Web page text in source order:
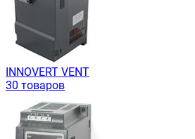
INNOVERT VENT
30 товаров